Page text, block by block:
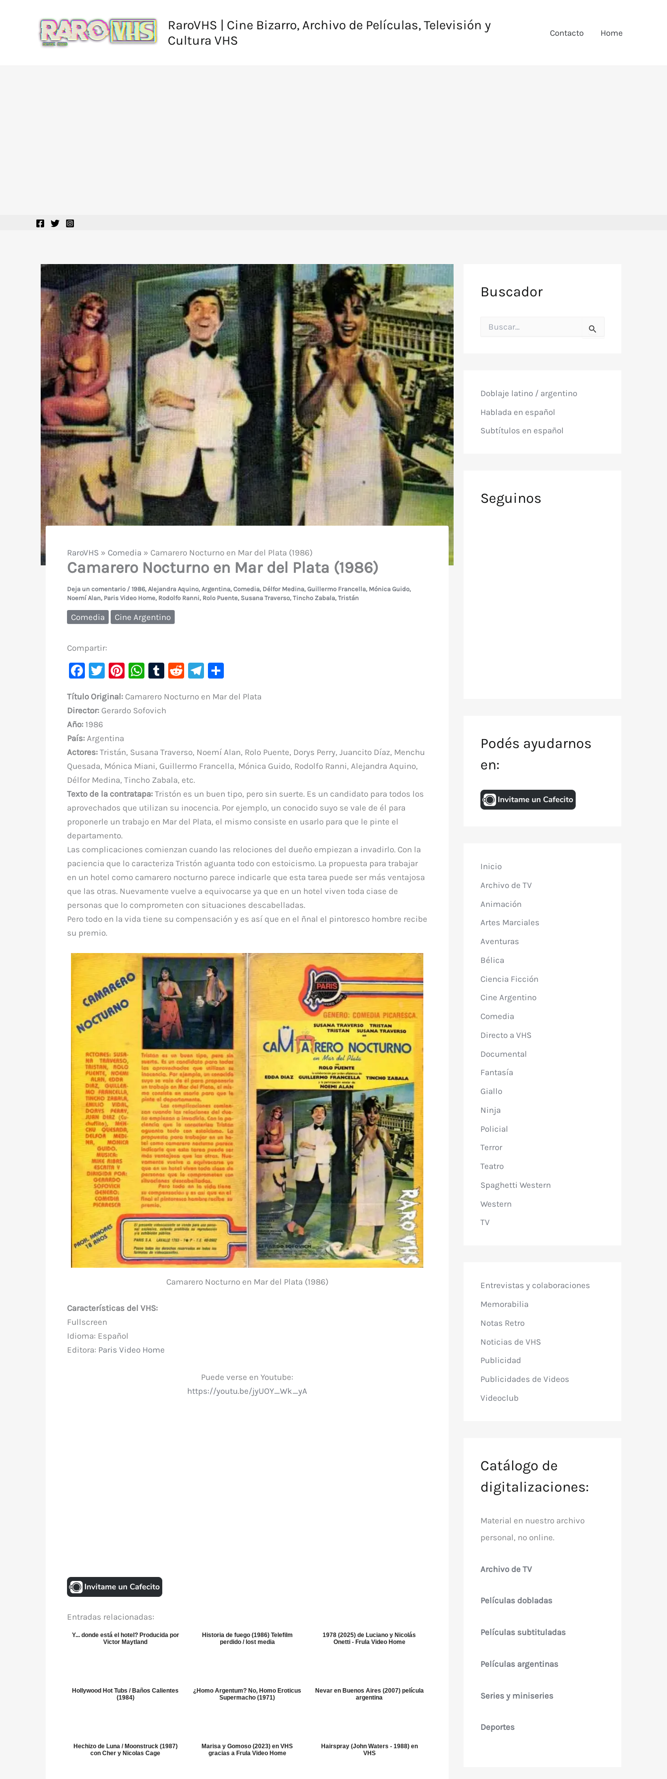
RaroVHS | Cine Bizarro, Archivo de Películas, Televisión y
Cultura VHS
Contacto Home
RaroVHS » Comedia » Camarero Nocturno en Mar del Plata (1986)
Camarero Nocturno en Mar del Plata (1986)
Deja un comentario / 1986, Alejandra Aquino, Argentina, Comedia, Délfor Medina, Guillermo Francella, Mónica Guido,
Noemí Alan, Paris Video Home, Rodolfo Ranni, Rolo Puente, Susana Traverso, Tincho Zabala, Tristán
Comedia Cine Argentino
Compartir:
F
c
e
b
o
o
k
T
it
te
r
Pi
er
e
W
at
s
p
p
T
m
bl
R
d
Te
gr
C
m
ti
r
Título Original: Camarero Nocturno en Mar del Plata
Director:Gerardo Sofovich
Año:1986
País:Argentina
Actores:Tristán, Susana Traverso, Noemí Alan, Rolo Puente, Dorys Perry, Juancito Díaz, Menchu
Quesada, Mónica Miani, Guillermo Francella, Mónica Guido, Rodolfo Ranni, Alejandra Aquino,
Délfor Medina, Tincho Zabala, etc.
Texto de la contratapa:Tristón es un buen tipo, pero sin suerte. Es un candidato para todos los
aprovechados que utilizan su inocencia. Por ejemplo, un conocido suyo se vale de él para
proponerle un trabajo en Mar del Plata, el mismo consiste en usarlo para que le pinte el
departamento.
Las complicaciones comienzan cuando las relociones del dueño empiezan a invadirlo. Con la
paciencia que lo caracteriza Tristón aguanta todo con estoicismo. La propuesta para trabajar
en un hotel como camarero nocturno parece indicarle que esta tarea puede ser más ventajosa
que las otras. Nuevamente vuelve a equivocarse ya que en un hotel viven toda ciase de
personas que lo comprometen con situaciones descabelladas.
Pero todo en la vida tiene su compensación y es así que en el ñnal el pintoresco hombre recibe
su premio.
Camarero Nocturno en Mar del Plata (1986)
Características del VHS:
Fullscreen
Idioma: Español
Editora: Paris Video Home
Puede verse en Youtube:
https://youtu.be/jyUOY_Wk_yA
Entradas relacionadas:
Y... donde está el hotel? Producida por
Victor Maytland
Historia de fuego (1986) Telefilm
perdido / lost media
1978 (2025) de Luciano y Nicolás
Onetti - Frula Video Home
Hollywood Hot Tubs / Baños Calientes
(1984)
¿Homo Argentum? No, Homo Eroticus
Supermacho (1971)
Nevar en Buenos Aires (2007) película
argentina
Hechizo de Luna / Moonstruck (1987)
con Cher y Nicolas Cage
Marisa y Gomoso (2023) en VHS
gracias a Frula Video Home
Hairspray (John Waters - 1988) en
VHS
Buscador
o
:
Doblaje latino / argentino
Hablada en español
Subtítulos en español
Seguinos
Podés ayudarnos
en:
Inicio
Archivo de TV
Animación
Artes Marciales
Aventuras
Bélica
Ciencia Ficción
Cine Argentino
Comedia
Directo a VHS
Documental
Fantasía
Giallo
Ninja
Policial
Terror
Teatro
Spaghetti Western
Western
TV
Entrevistas y colaboraciones
Memorabilia
Notas Retro
Noticias de VHS
Publicidad
Publicidades de Videos
Videoclub
Catálogo de
digitalizaciones:
Material en nuestro archivo
personal, no online.
Archivo de TV
Películas dobladas
Películas subtituladas
Películas argentinas
Series y miniseries
Deportes